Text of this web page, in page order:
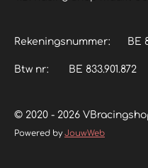
Rekeningsnummer: BE
Btw nr: BE 833.901.872
© 2020 - 2026
Powered byJouwWeb